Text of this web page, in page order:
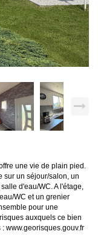
une vie de plain pied.
sur un séjour/salon, un
d'eau/WC. A l'étage,
WC et un grenier
pour une
auxquels ce bien
www.georisques.gouv.fr